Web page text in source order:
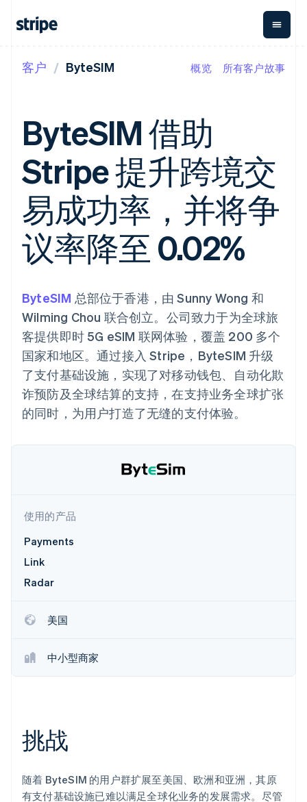
支付
在线支付
Managed
Payments
方案
Payment links
无代码支付
Checkout
预构建支付界
面
Elements
支持 125 种以
Terminal
线下支付
Authorization
Boost
支付成功率优
化
Link
加速结账
Financial
关联金融账户
经常性收入
Metronome
按用量计费
Subscriptions
订阅管理
Invoicing
一次性或定期
账单
Tax
销售税和增值
税自动化
会计自动化
Stripe Sigma
自定义报告
Data Pipeline
数据同步
资金管理
Payouts
向第三方
打款
Capital
企业融资
钱包、稳
定币发行
可嵌入的
加密货币
购买
更多
了解未来规划
Radar
欺诈防范
Identity
在线身份验证
立即观看
按企业阶段
按应用场景
智能体商务
加密货币
电子商务
嵌入式金融
财务自动化
全球化企业
应用内支付
资金管理
平台
SaaS
按行业
AI 企业
创作者经济
媒体与娱乐
非营利组织
文档
库与 SDK
Stripe Apps
指南
接受线上付款
实施预置结账流程
构建平台或交易市场
管理订阅
提供按用量计费
通过智能体配置和管理服
务
资源
应用集成
代码示例
开发者博客
学习
指南
支持
获取支持
托管支持方案
专业服务
产品路线图
Sessions 年度大会
招聘
资讯中心
Stripe Press
联系
联系销售
客户 ByteSIM 概览 所有客户故事
ByteSIM 借助
Stripe 提升跨境交
易成功率，并将争
议率降至 0.02%
ByteSIM 总部位于香港，由 Sunny Wong 和
Wilming Chou 联合创立。公司致力于为全球旅
客提供即时 5G eSIM 联网体验，覆盖 200 多个
国家和地区。通过接入 Stripe，ByteSIM 升级
了支付基础设施，实现了对移动钱包、自动化欺
诈预防及全球结算的支持，在支持业务全球扩张
的同时，为用户打造了无缝的支付体验。
使用的产品
Payments
Link
Radar
美国
中小型商家
挑战
随着 ByteSIM 的用户群扩展至美国、欧洲和亚洲，其原
有支付基础设施已难以满足全球化业务的发展需求。尽管